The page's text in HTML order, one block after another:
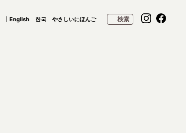
English 한국 やさしいにほんご 検索